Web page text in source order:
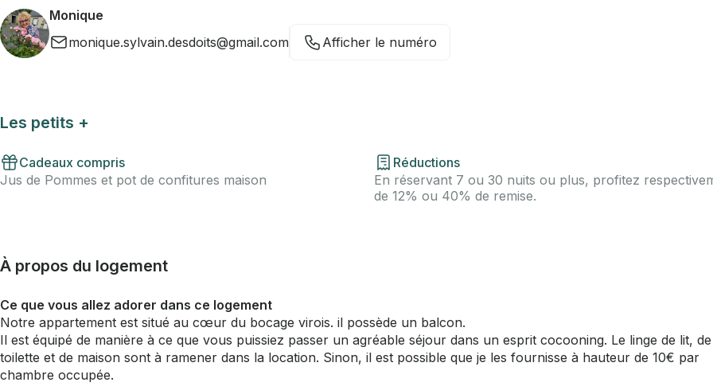
Monique
monique.sylvain.desdoits@gmail.com
Afficher le numéro
Les petits +
Cadeaux compris
Jus de Pommes et pot de confitures maison
Réductions
En réservant 7 ou 30 nuits ou plus, profitez
de 12% ou 40% de remise.
À propos du logement
Ce que vous allez adorer dans ce logement
Notre appartement est situé au cœur du bocage virois. il possède un balcon.
Il est équipé de manière à ce que vous puissiez passer un agréable séjour dans un esprit cocooning. Le linge de lit, de
toilette et de maison sont à ramener dans la location. Sinon, il est possible que je les fournisse à hauteur de 10€ par
chambre occupée.